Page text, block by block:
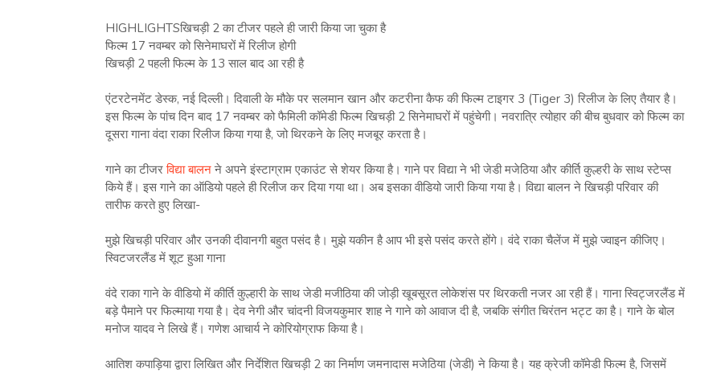
HIGHLIGHTSखिचड़ी 2 का टीजर पहले ही जारी किया जा चुका है
फिल्म 17 नवम्बर को सिनेमाघरों में रिलीज होगी
खिचड़ी 2 पहली फिल्म के 13 साल बाद आ रही है
एंटरटेनमेंट डेस्क, नई दिल्ली। दिवाली के मौके पर सलमान खान और कटरीना कैफ की फिल्म टाइगर 3 (Tiger 3) रिलीज के लिए तैयार है।
इस फिल्म के पांच दिन बाद 17 नवम्बर को फैमिली कॉमेडी फिल्म खिचड़ी 2 सिनेमाघरों में पहुंचेगी। नवरात्रि त्योहार की बीच बुधवार को फिल्म का
दूसरा गाना वंदा राका रिलीज किया गया है, जो थिरकने के लिए मजबूर करता है।
गाने का टीजरविद्या बालनने अपने इंस्टाग्राम एकाउंट से शेयर किया है। गाने पर विद्या ने भी जेडी मजेठिया और कीर्ति कुल्हरी के साथ स्टेप्स
किये हैं। इस गाने का ऑडियो पहले ही रिलीज कर दिया गया था। अब इसका वीडियो जारी किया गया है। विद्या बालन ने खिचड़ी परिवार की
तारीफ करते हुए लिखा-
मुझे खिचड़ी परिवार और उनकी दीवानगी बहुत पसंद है। मुझे यकीन है आप भी इसे पसंद करते होंगे। वंदे राका चैलेंज में मुझे ज्वाइन कीजिए।
स्विटजरलैंड में शूट हुआ गाना
वंदे राका गाने के वीडियो में कीर्ति कुल्हारी के साथ जेडी मजीठिया की जोड़ी खूबसूरत लोकेशंस पर थिरकती नजर आ रही हैं। गाना स्विट्जरलैंड में
बड़े पैमाने पर फिल्माया गया है। देव नेगी और चांदनी विजयकुमार शाह ने गाने को आवाज दी है, जबकि संगीत चिरंतन भट्ट का है। गाने के बोल
मनोज यादव ने लिखे हैं। गणेश आचार्य ने कोरियोग्राफ किया है।
आतिश कपाड़िया द्वारा लिखित और निर्देशित खिचड़ी 2 का निर्माण जमनादास मजेठिया (जेडी) ने किया है। यह क्रेजी कॉमेडी फिल्म है, जिसमें